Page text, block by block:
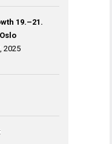
19.–21.
2025